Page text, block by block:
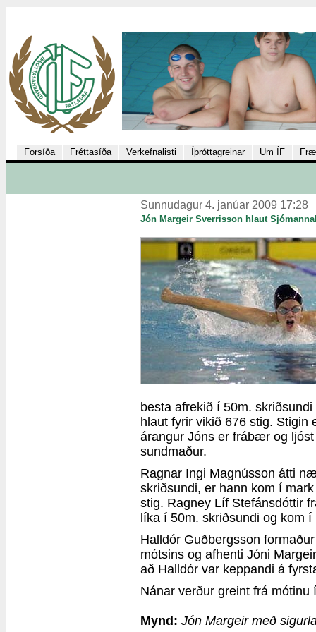
Forsíða Fréttasíða Verkefnalisti Íþróttagreinar Um ÍF
Sunnudagur 4. janúar 2009 17:28
Jón Margeir Sverrisson hlaut
besta afrekið í 50m.
hlaut fyrir vikið 676 stig. Stigin
árangur Jóns er frábær og
sundmaður.
Ragnar Ingi Magnússon átti
skriðsundi, er hann kom í
stig. Ragney Líf Stefánsdóttir
líka í 50m. skriðsundi og kom
Halldór Guðbergsson
mótsins og afhenti Jóni
að Halldór var keppandi á
Nánar verður greint frá
Mynd: Jón Margeir með